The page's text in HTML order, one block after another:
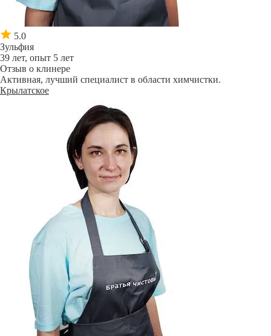
5.0
Зульфия
39 лет, опыт 5 лет
Отзыв о клинере
Активная, лучший специалист в области химчистки.
Крылатское